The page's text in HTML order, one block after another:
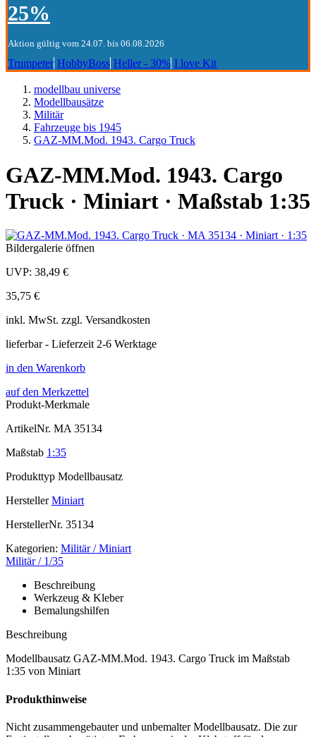
25%
Aktion gültig vom 24.07. bis 06.08.2026
Trumpeter HobbyBoss Heller - 30% I love Kit
modellbau universe
Modellbausätze
Militär
Fahrzeuge bis 1945
GAZ-MM.Mod. 1943. Cargo Truck
GAZ-MM.Mod. 1943. Cargo
Truck · Miniart · Maßstab 1:35
Bildergalerie öffnen
UVP: 38,49 €
35,75 €
inkl. MwSt. zzgl. Versandkosten
lieferbar - Lieferzeit 2-6 Werktage
in den Warenkorb
auf den Merkzettel
Produkt-Merkmale
ArtikelNr. MA 35134
Maßstab 1:35
Produkttyp Modellbausatz
Hersteller Miniart
HerstellerNr. 35134
Kategorien: Militär / Miniart
Militär / 1/35
Beschreibung
Werkzeug & Kleber
Bemalungshilfen
Beschreibung
Modellbausatz GAZ-MM.Mod. 1943. Cargo Truck im Maßstab
1:35 von Miniart
Produkthinweise
Nicht zusammengebauter und unbemalter Modellbausatz. Die zur